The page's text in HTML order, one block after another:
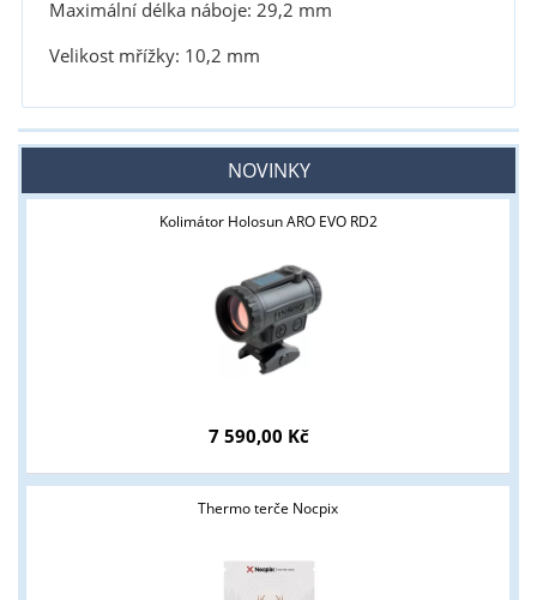
Maximální délka náboje: 29,2 mm
Velikost mřížky: 10,2 mm
NOVINKY
Kolimátor Holosun ARO EVO RD2
7 590,00 Kč
Thermo terče Nocpix